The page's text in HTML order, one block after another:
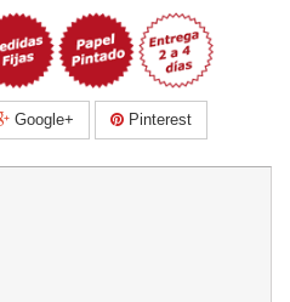
Google+ Pinterest